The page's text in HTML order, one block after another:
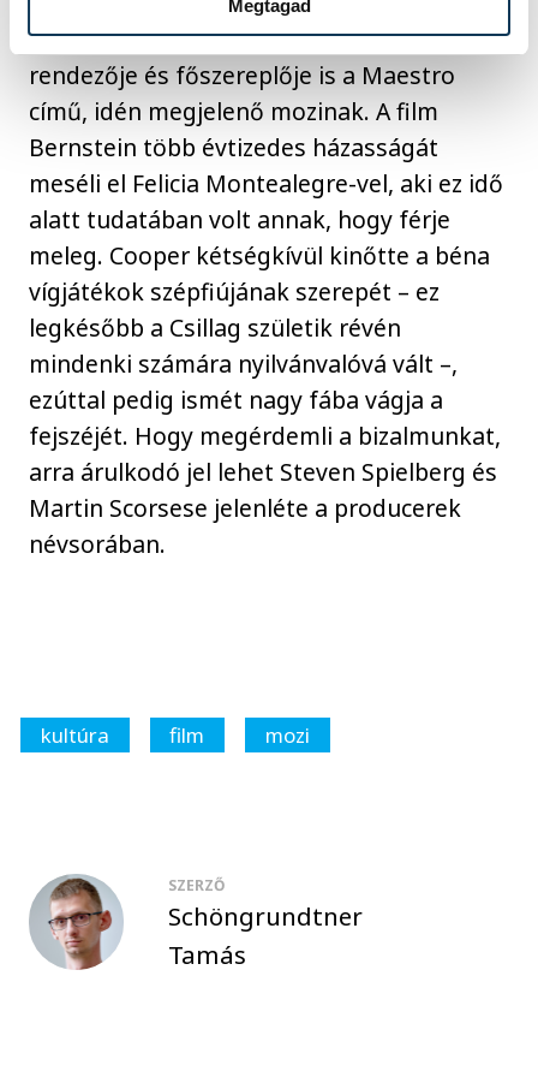
Megtagad
köszönhetően, aki producere, írója,
rendezője és főszereplője is a Maestro
című, idén megjelenő mozinak. A film
Bernstein több évtizedes házasságát
meséli el Felicia Montealegre-vel, aki ez idő
alatt tudatában volt annak, hogy férje
meleg. Cooper kétségkívül kinőtte a béna
vígjátékok szépfiújának szerepét – ez
legkésőbb a Csillag születik révén
mindenki számára nyilvánvalóvá vált –,
ezúttal pedig ismét nagy fába vágja a
fejszéjét. Hogy megérdemli a bizalmunkat,
arra árulkodó jel lehet Steven Spielberg és
Martin Scorsese jelenléte a producerek
névsorában.
kultúra film mozi
SZERZŐ
Schöngrundtner
Tamás